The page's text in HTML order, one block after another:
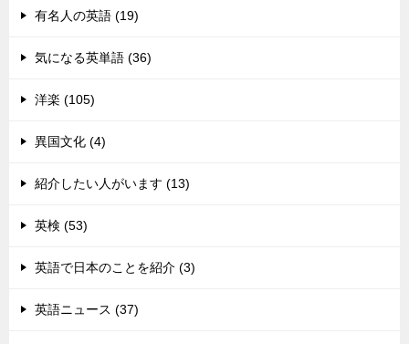
有名人の英語 (19)
気になる英単語 (36)
洋楽 (105)
異国文化 (4)
紹介したい人がいます (13)
英検 (53)
英語で日本のことを紹介 (3)
英語ニュース (37)